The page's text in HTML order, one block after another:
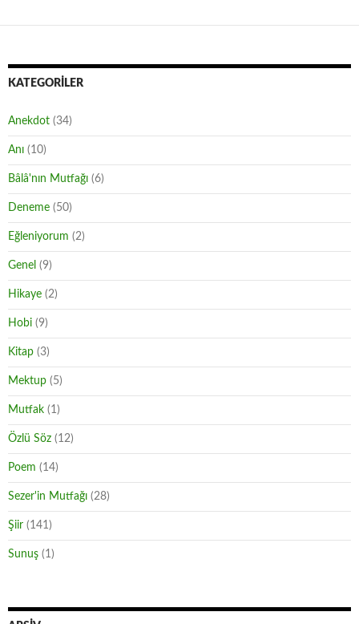
KATEGORILER
Anekdot (34)
Anı (10)
Bâlâ'nın Mutfağı (6)
Deneme (50)
Eğleniyorum (2)
Genel (9)
Hikaye (2)
Hobi (9)
Kitap (3)
Mektup (5)
Mutfak (1)
Özlü Söz (12)
Poem (14)
Sezer'in Mutfağı (28)
Şiir (141)
Sunuş (1)